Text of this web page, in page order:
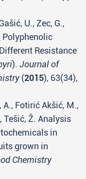
U., Zec, G.,
Polyphenolic
Resistance
). Journal of
(2015), 63(34),
A., Fotirić Akšić, M.,
Tešić, Ž. Analysis
in
grown in
Chemistry